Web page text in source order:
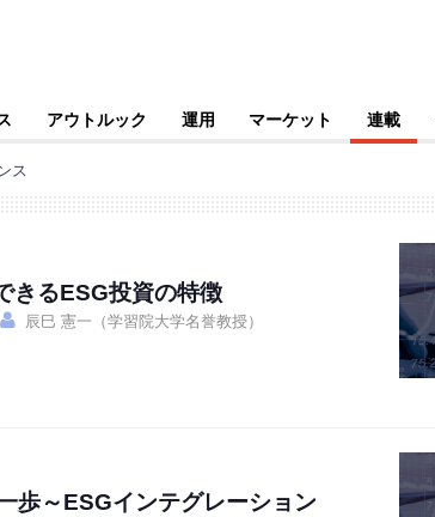
アウトルック 運用 マーケット 連載
ス
きるESG投資の特徴
辰巳 憲一（学習院大学名誉教授）
歩～ESGインテグレーション